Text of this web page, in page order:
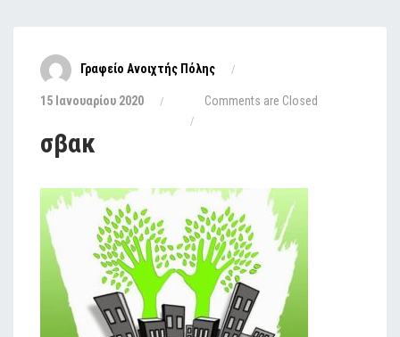
Γραφείο Ανοιχτής Πόλης
15 Ιανουαρίου 2020 Comments are Closed
σβακ